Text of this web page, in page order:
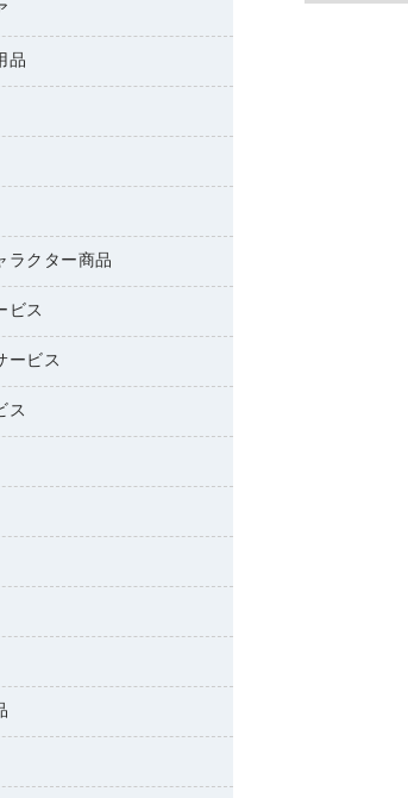
／ＵＳＢアクセサリー
ー
ー／エアダスター
ル
Ｄ
モニター
駄箱
セサリー
ワーキングウェア
ャツ
品
品・飲料
品
プ
タント
ティ飲料
ーヒー
ガー
ンク
カー・備品
コーヒー
剤
・石鹸
剤
ラクター商品
ャラクター商品
ビス
ービス
印）作成サービス
ーサイズ印）作成サービス
ービス
タンプ作成サービス
スタンプ作成サービス
ス
ビス
ダー（共配）
ンター
ィルム
ダー
チン・調理家電
機器
池
メラ用品
ーナー
電
製品
理家電
プ